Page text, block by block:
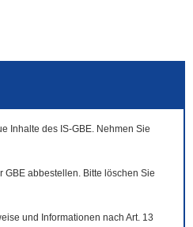
Inhalte des IS-GBE. Nehmen Sie
GBE abbestellen. Bitte löschen Sie
und Informationen nach Art. 13